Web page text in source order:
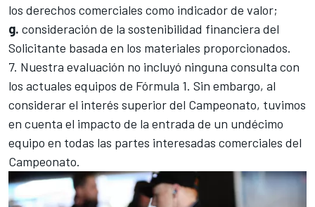
los derechos comerciales como indicador de valor;
g. consideración de la sostenibilidad financiera del
Solicitante basada en los materiales proporcionados.
7. Nuestra evaluación no incluyó ninguna consulta con
los actuales equipos de Fórmula 1. Sin embargo, al
considerar el interés superior del Campeonato, tuvimos
en cuenta el impacto de la entrada de un undécimo
equipo en todas las partes interesadas comerciales del
Campeonato.